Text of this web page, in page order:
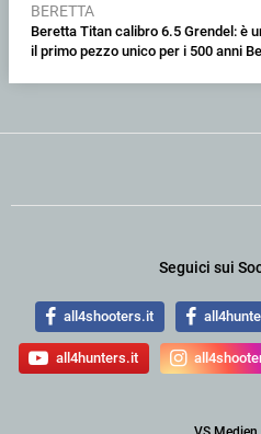
BERETTA
Beretta Titan calibro 6.5 Grendel: è
il primo pezzo unico per i 500 anni
Seguici sui
all4shooters.it
all4hunters.it